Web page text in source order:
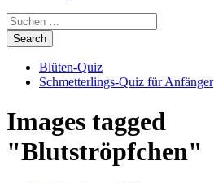
Blüten-Quiz
Schmetterlings-Quiz für Anfänger
Images tagged
"Blutströpfchen"